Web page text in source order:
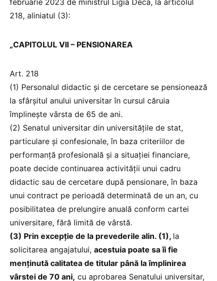
218, aliniatul (3):
„CAPITOLUL VII – PENSIONAREA
Art. 218
(1) Personalul didactic și de cercetare se pensionează
la sfârșitul anului universitar în cursul căruia
împlinește vârsta de 65 de ani.
(2) Senatul universitar din universitățile de stat,
particulare și confesionale, în baza criteriilor de
performanță profesională și a situației financiare,
poate decide continuarea activității unui cadru
didactic sau de cercetare după pensionare, în baza
unui contract pe perioadă determinată de un an, cu
posibilitatea de prelungire anuală conform cartei
universitare, fără limită de vârstă.
(3) Prin excepție de la prevederile alin. (1), la
solicitarea angajatului, acestuia poate sa îi fie
menținută calitatea de titular până la împlinirea
vârstei de 70 ani, cu aprobarea Senatului universitar,